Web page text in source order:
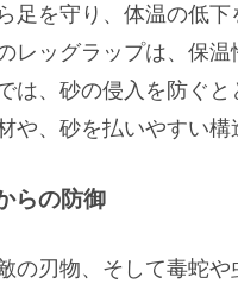
足を守り、体温の低
レッグラップは、保
は、砂の侵入を防ぐ
や、砂を払いやすい構
らの防御
の刃物、そして毒蛇